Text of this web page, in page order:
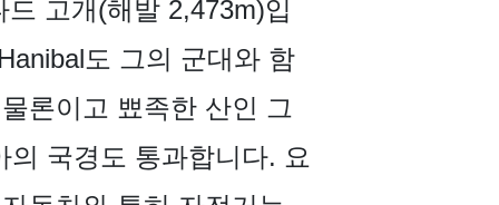
고개(해발 2,473m)입
도 그의 군대와 함
론이고 뾰족한 산인 그
국경도 통과합니다. 요